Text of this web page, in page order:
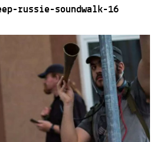
russie-soundwalk-16